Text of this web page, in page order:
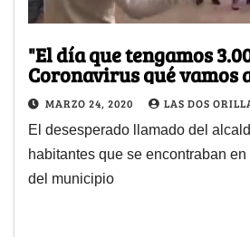
"El día que tengamos
Coronavirus qué vamos
MARZO 24, 2020 LAS DOS
El desesperado llamado del
habitantes que se encontraban
del municipio